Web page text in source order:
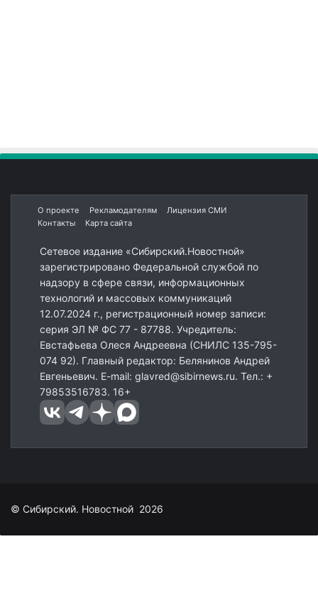
О проекте Рекламодателям
Лицензия СМИ
Контакты
Карта сайта
Сетевое издание «Сибирский.Новостной»
зарегистрировано Федеральной службой по
надзору в сфере связи, информационных
технологий и массовых коммуникаций
12.07.2024 г., регистрационный номер записи:
серия ЭЛ № ФС 77 - 87788. Учредитель:
Евстафьева Олеся Андреевна (СНИЛС 135-795-
074 92). Главный редактор: Белянинов Андрей
Евгеньевич. E-mail: glavred@sibirnews.ru. Тел.: +
79853516783. 16+
© Сибирский. Новостной 2026